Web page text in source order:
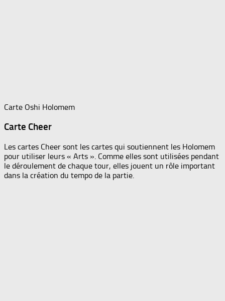
Carte Oshi Holomem
Carte Cheer
Les cartes Cheer sont les cartes qui soutiennent les Holomem
pour utiliser leurs « Arts ». Comme elles sont utilisées pendant
le déroulement de chaque tour, elles jouent un rôle important
dans la création du tempo de la partie.